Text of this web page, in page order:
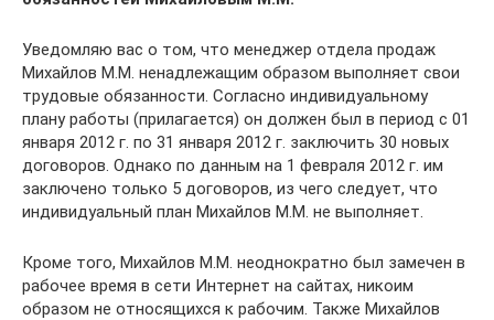
Уведомляю вас о том, что менеджер отдела продаж
Михайлов М.М. ненадлежащим образом выполняет свои
трудовые обязанности. Согласно индивидуальному
плану работы (прилагается) он должен был в период с 01
января 2012 г. по 31 января 2012 г. заключить 30 новых
договоров. Однако по данным на 1 февраля 2012 г. им
заключено только 5 договоров, из чего следует, что
индивидуальный план Михайлов М.М. не выполняет.
Кроме того, Михайлов М.М. неоднократно был замечен в
рабочее время в сети Интернет на сайтах, никоим
образом не относящихся к рабочим. Также Михайлов